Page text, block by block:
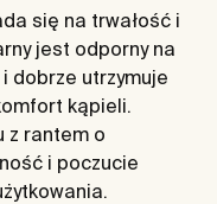
się na trwałość i
jest odporny na
dobrze utrzymuje
kąpieli.
z rantem o
i poczucie